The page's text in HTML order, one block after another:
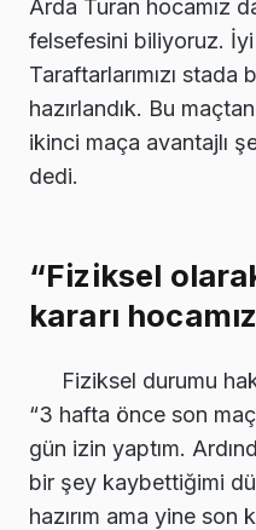
Arda Turan hocamız
felsefesini biliyoruz.
Taraftarlarımızı
hazırlandık. Bu
ikinci maça avantajlı
dedi.
“Fiziksel
kararı
Fiziksel durumu
“3 hafta önce son
gün izin yaptım.
bir şey kaybettiğimi
hazırım ama yine son